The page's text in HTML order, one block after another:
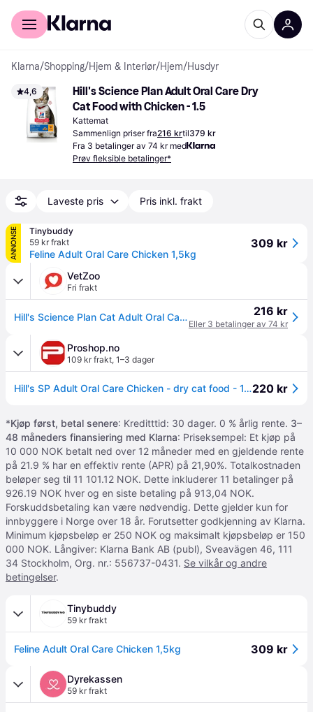
For kunder
Klarna/Shopping/Hjem & Interiør/Hjem/Husdyr
4,6
Hill's Science Plan Adult Oral Care Dry
Cat Food with Chicken - 1.5
Kattemat
Sammenlign priser fra216 krtil379 kr
Fra 3 betalinger av 74 kr med
Prøv fleksible betalinger*
Laveste pris Pris inkl. frakt
ANNONSE
Tinybuddy
59 kr frakt
Feline Adult Oral Care Chicken 1,5kg
309 kr
VetZoo
Fri frakt
Hill's Science Plan Cat Adult Oral Care Chicken (1,5 kg) 216 kr
Eller 3 betalinger av 74 kr
Proshop.no
109 kr frakt, 1–3 dager
Hill's SP Adult Oral Care Chicken - dry cat food - 1.5kg220 kr
*Kjøp først, betal senere: Kreditttid: 30 dager. 0 % årlig rente. 3–
48 måneders finansiering med Klarna: Priseksempel: Et kjøp på
10 000 NOK betalt ned over 12 måneder med en gjeldende rente
på 21.9 % har en effektiv rente (APR) på 21,90%. Totalkostnaden
beløper seg til 11 101.12 NOK. Dette inkluderer 11 betalinger på
926.19 NOK hver og en siste betaling på 913,04 NOK.
Forskuddsbetaling kan være nødvendig. Dette gjelder kun for
innbyggere i Norge over 18 år. Forutsetter godkjenning av Klarna.
Minimum kjøpsbeløp er 250 NOK og maksimalt kjøpsbeløp er 150
000 NOK. Långiver: Klarna Bank AB (publ), Sveavägen 46, 111
34 Stockholm, Org. nr.: 556737-0431. Se vilkår og andre
betingelser.
Tinybuddy
59 kr frakt
Feline Adult Oral Care Chicken 1,5kg 309 kr
Dyrekassen
59 kr frakt